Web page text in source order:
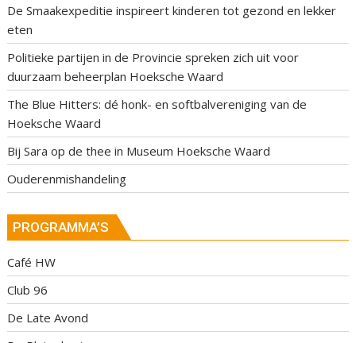
De Smaakexpeditie inspireert kinderen tot gezond en lekker
eten
Politieke partijen in de Provincie spreken zich uit voor
duurzaam beheerplan Hoeksche Waard
The Blue Hitters: dé honk- en softbalvereniging van de
Hoeksche Waard
Bij Sara op de thee in Museum Hoeksche Waard
Ouderenmishandeling
PROGRAMMA’S
Café HW
Club 96
De Late Avond